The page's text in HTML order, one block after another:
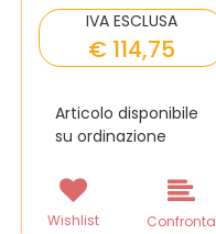
IVA ESCLUSA
€ 114,75
Articolo disponibile
su ordinazione
Wishlist Confronta